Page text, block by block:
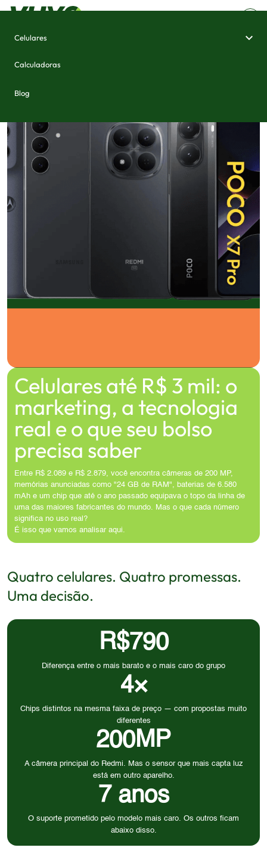
Celulares
Calculadoras
Blog
Celulares até R$ 3 mil: o
marketing, a tecnologia
real e o que seu bolso
precisa saber
Entre R$ 2.089 e R$ 2.879, você encontra câmeras de 200 MP,
memórias anunciadas como "24 GB de RAM", baterias de 6.580
mAh e um chip que até o ano passado equipava o topo da linha de
uma das maiores fabricantes do mundo. Mas o que cada número
significa no uso real?
É isso que vamos analisar aqui.
Quatro celulares. Quatro promessas.
Uma decisão.
R$790
Diferença entre o mais barato e o mais caro do grupo
4×
Chips distintos na mesma faixa de preço — com propostas muito
diferentes
200MP
A câmera principal do Redmi. Mas o sensor que mais capta luz
está em outro aparelho.
7 anos
O suporte prometido pelo modelo mais caro. Os outros ficam
abaixo disso.